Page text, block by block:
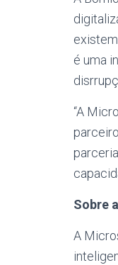
é uma
“A
Sobre
A